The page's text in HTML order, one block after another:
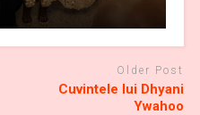
Older Post
Cuvintele lui Dhyani
Ywahoo